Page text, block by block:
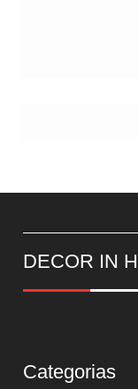
DECOR IN
Categorias